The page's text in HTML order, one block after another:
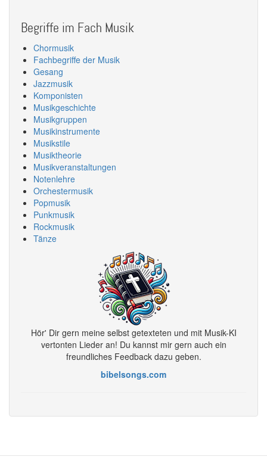
Begriffe im Fach Musik
Chormusik
Fachbegriffe der Musik
Gesang
Jazzmusik
Komponisten
Musikgeschichte
Musikgruppen
Musikinstrumente
Musikstile
Musiktheorie
Musikveranstaltungen
Notenlehre
Orchestermusik
Popmusik
Punkmusik
Rockmusik
Tänze
Hör' Dir gern meine selbst getexteten und mit Musik-KI
vertonten Lieder an! Du kannst mir gern auch ein
freundliches Feedback dazu geben.
bibelsongs.com